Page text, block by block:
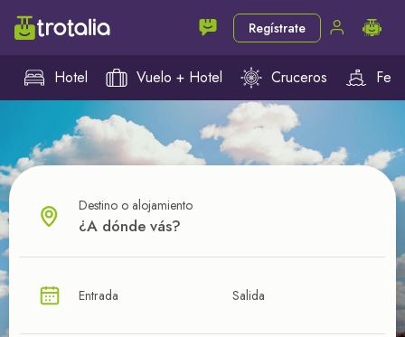
Regístrate
Hotel Vuelo + Hotel Cruceros
¿CUÁL VA A SER TU PRÓXIMO TROTE?
Destino o alojamiento
Entrada Salida